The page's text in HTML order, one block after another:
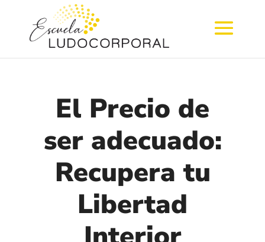
El Precio de
ser adecuado:
Recupera tu
Libertad